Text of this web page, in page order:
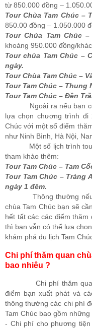
từ 850.000 đồng –
Tour Chùa Tam Chúc –
850.00 đồng – 1.050.000
Tour Chùa Tam Chúc
khoảng 950.000 đồng/
Tour chùa Tam Chúc –
ngày.
Tour Chùa Tam Chúc –
Tour Tam Chúc – Thung
Tour Tam Chúc – Đền
Ngoài ra nếu bạn có
lựa chọn chương trình đi
Chúc với một số điểm
như Ninh Bình, Hà Nội,
Một số lịch trình tour
tham khảo thêm:
Tour Tam Chúc – Tam
Tour Tam Chúc – Tràng
ngày 1 đêm.
Thông thường nếu
chùa Tam Chúc bạn sẽ
hết tất các các điểm
thì bạn vẫn có thể lựa
khám phá du lịch Tam
Chi phí thăm quan
bao nhiêu ?
Chi phí thăm quan
điểm bạn xuất phát và
thông thường các chi phí
Tam Chúc bao gồm
- Chi phí cho phương